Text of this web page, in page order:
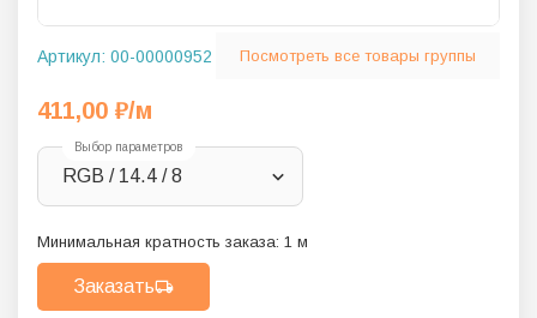
Артикул: 00-00000952 Посмотреть все товары группы
411,00 ₽/м
Выбор параметров
RGB / 14.4 / 8
Минимальная кратность заказа: 1 м
Заказать